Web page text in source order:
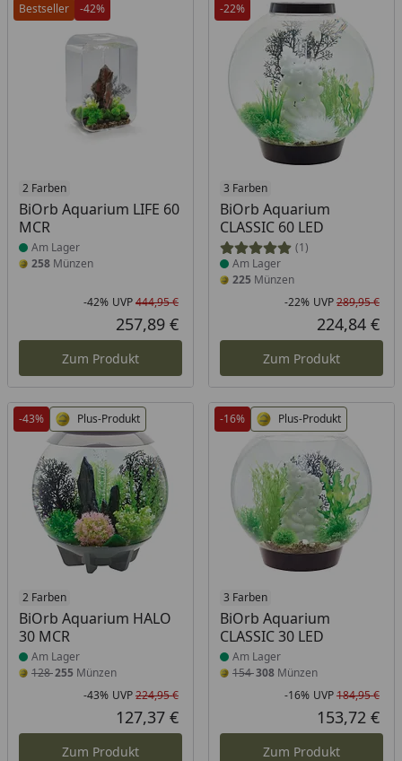
Bestseller -42%
2 Farben
BiOrb Aquarium LIFE 60
MCR
Produkt am Lager
Am Lager
258 Münzen
Rabatt in Prozent
-42%
Ursprünglicher Preis
UVP444,95 €
Aktueller Preis
257,89 €
Zum Produkt
-22%
3 Farben
BiOrb Aquarium
CLASSIC 60 LED
(1)
Produkt am Lager
Am Lager
225 Münzen
-22% UVP289,95 €
224,84 €
Zum Produkt
-43% Plus-Produkt
2 Farben
BiOrb Aquarium HALO
30 MCR
Produkt am Lager
Am Lager
128255 Münzen
Rabatt in Prozent
-43%
Ursprünglicher Preis
UVP224,95 €
Aktueller Preis
127,37 €
Zum Produkt
-16% Plus-Produkt
3 Farben
BiOrb Aquarium
CLASSIC 30 LED
Produkt am Lager
Am Lager
154308Münzen
-16% UVP184,95 €
153,72 €
Zum Produkt